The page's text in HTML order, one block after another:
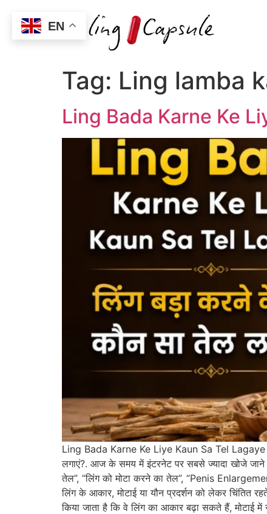
Tag: Ling lamba
Ling Bada Karne Ke
Ling Bada Karne Ke Liye Kaun Sa Tel Lagaye
लगाएं?. आज के समय में इंटरनेट पर सबसे ज्यादा खोजे जाने
तेल”, “लिंग को मोटा करने का तेल”, “Penis
लिंग के आकार, मोटाई या यौन प्रदर्शन को लेकर चिंतित
किया जाता है कि वे लिंग का आकार बढ़ा सकते हैं, मोटाई
EN